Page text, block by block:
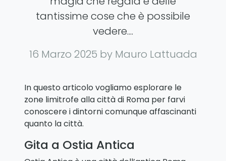
tantissime cose che è possibile
vedere....
16 Marzo 2025 by Mauro Lattuada
In questo articolo vogliamo esplorare le
zone limitrofe alla città di Roma per farvi
conoscere i dintorni comunque affascinanti
quanto la città.
Gita a Ostia Antica